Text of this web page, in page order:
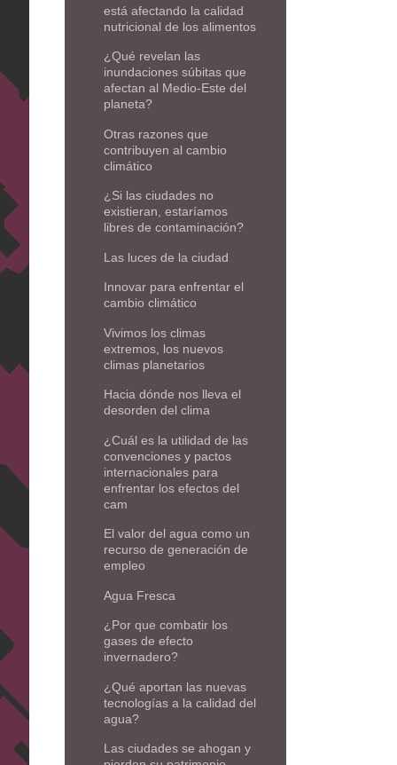
está afectando la calidad
nutricional de los alimentos
¿Qué revelan las
inundaciones súbitas que
afectan al Medio-Este del
planeta?
Otras razones que
contribuyen al cambio
climático
¿Si las ciudades no
existieran, estaríamos
libres de contaminación?
Las luces de la ciudad
Innovar para enfrentar el
cambio climático
Vivimos los climas
extremos, los nuevos
climas planetarios
Hacia dónde nos lleva el
desorden del clima
¿Cuál es la utilidad de las
convenciones y pactos
internacionales para
enfrentar los efectos del
cam
El valor del agua como un
recurso de generación de
empleo
Agua Fresca
¿Por que combatir los
gases de efecto
invernadero?
¿Qué aportan las nuevas
tecnologías a la calidad del
agua?
Las ciudades se ahogan y